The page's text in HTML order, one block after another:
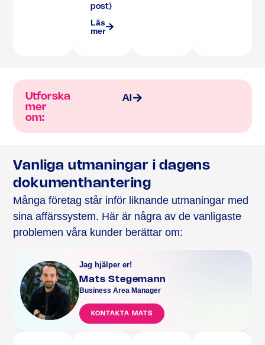
post)
Läs
mer
Utforska
mer
om:
AI
Vanliga utmaningar i dagens
dokumenthantering
Många företag står inför liknande utmaningar med
sina affärssystem. Här är några av de vanligaste
problemen våra kunder berättar om:
Jag hjälper er!
Mats Stegemann
Business Area Manager
KONTAKTA MATS